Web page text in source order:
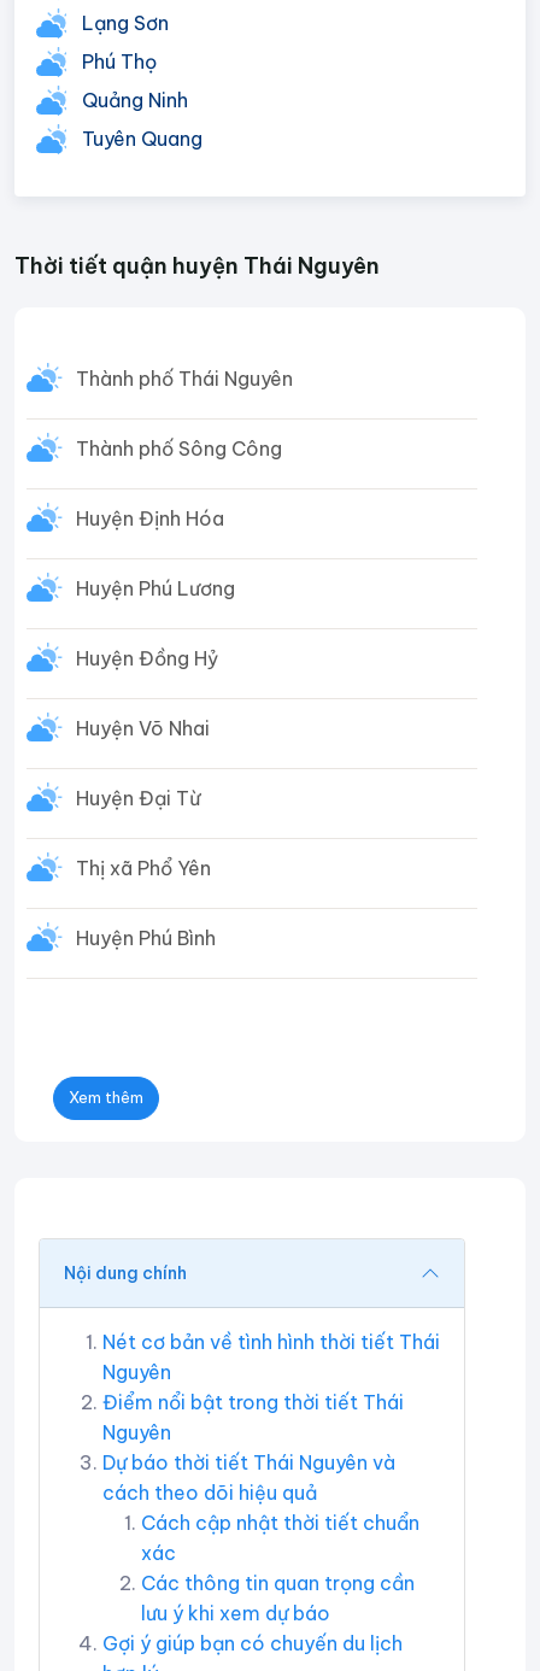
Lạng Sơn
Phú Thọ
Quảng Ninh
Tuyên Quang
Thời tiết quận huyện Thái Nguyên
Thành phố Thái Nguyên
Thành phố Sông Công
Huyện Định Hóa
Huyện Phú Lương
Huyện Đồng Hỷ
Huyện Võ Nhai
Huyện Đại Từ
Thị xã Phổ Yên
Huyện Phú Bình
Xem thêm
Nội dung chính
Nét cơ bản về tình hình thời tiết Thái
Nguyên
Điểm nổi bật trong thời tiết Thái
Nguyên
Dự báo thời tiết Thái Nguyên và
cách theo dõi hiệu quả
Cách cập nhật thời tiết chuẩn
xác
Các thông tin quan trọng cần
lưu ý khi xem dự báo
Gợi ý giúp bạn có chuyến du lịch